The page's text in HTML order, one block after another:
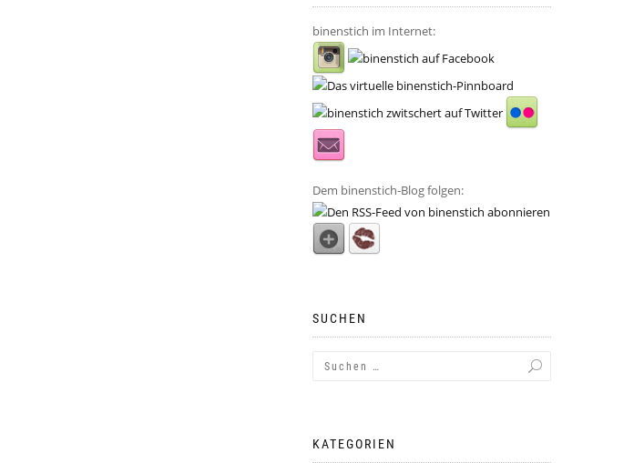
binenstich im Internet:
Dem binenstich-Blog folgen:
SUCHEN
KATEGORIEN